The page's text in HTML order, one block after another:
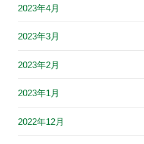
2023年4月
2023年3月
2023年2月
2023年1月
2022年12月